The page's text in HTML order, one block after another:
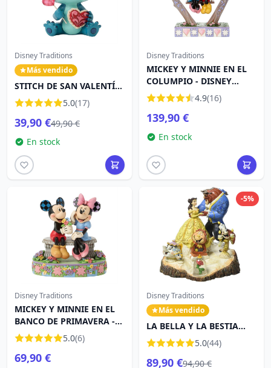
Disney Traditions
Más vendido
STITCH DE SAN VALENTÍN
PARA EL AMOR - DISNEY
TRADITIONS
5.0(17)
39,90 €49,90 €
En stock
Disney Traditions
MICKEY Y MINNIE EN EL
COLUMPIO - DISNEY
TRADITIONS4.9(16)
139,90 €
En stock
Disney Traditions
MICKEY Y MINNIE EN EL
BANCO DE PRIMAVERA -
DISNEY TRADITIONS
5.0(6)
69,90 €
-5%
Disney Traditions
Más vendido
LA BELLA Y LA BESTIA
DISNEY TRADITIONS JIM
SHORE
5.0(44)
89,90 €94,90 €